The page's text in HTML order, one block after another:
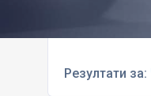
Резултати за: